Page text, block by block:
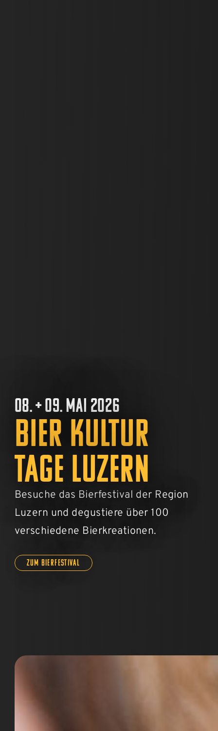
08. + 09. MAI 2026
BIER KULTUR
TAGE LUZERN
Besuche das Bierfestival der Region
Luzern und degustiere über 100
verschiedene Bierkreationen.
Zum Bierfestival